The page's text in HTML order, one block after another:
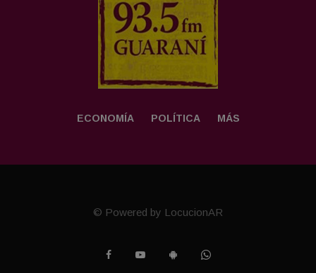
ECONOMÍA POLÍTICA MÁS
© Powered by LocucionAR